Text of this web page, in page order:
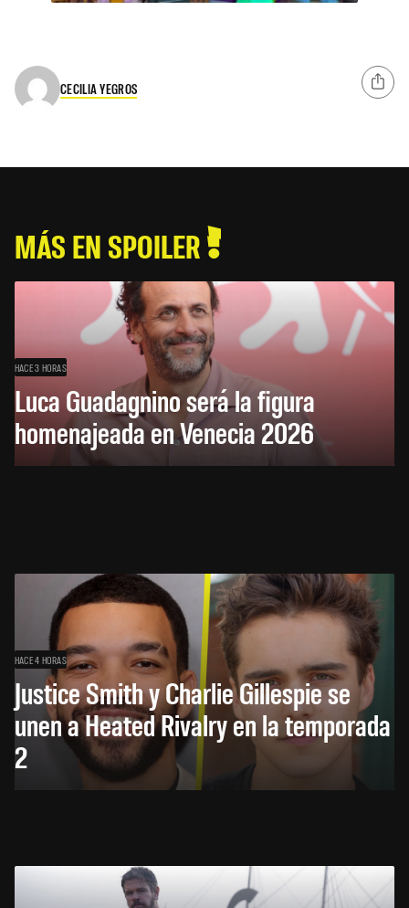
CECILIA YEGROS
MÁS EN SPOILER
HACE 3 HORAS
Luca Guadagnino será la figura
homenajeada en Venecia 2026
HACE 4 HORAS
Justice Smith y Charlie Gillespie se
unen a Heated Rivalry en la temporada
2